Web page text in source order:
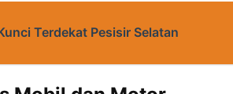
Terdekat Pesisir Selatan